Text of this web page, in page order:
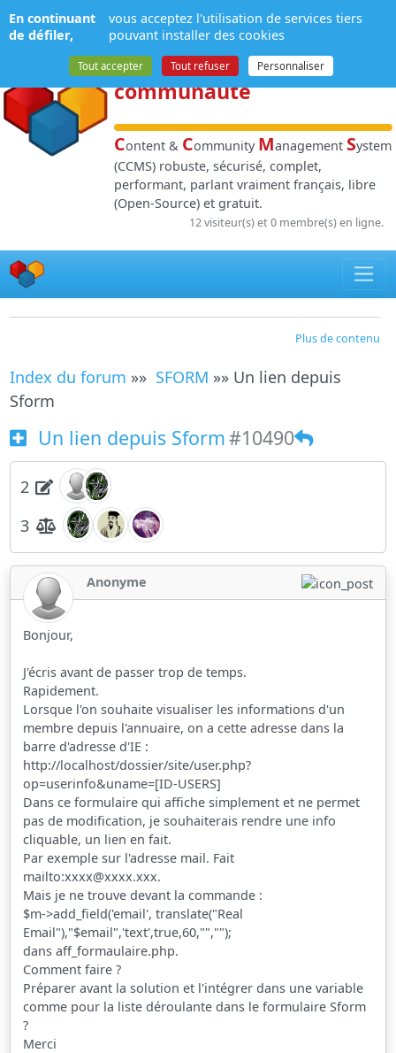
NPDS:Gestion de
contenuet de
communauté
Content & Community Management System
(CCMS) robuste, sécurisé, complet,
performant, parlant vraiment français, libre
(Open-Source) et gratuit.
12 visiteur(s) et 0 membre(s) en ligne.
Plus de contenu
Index du forum »» SFORM »» Un lien depuis
Sform
Un lien depuis Sform#10490
2
3
Anonyme
Bonjour,
J'écris avant de passer trop de temps.
Rapidement.
Lorsque l'on souhaite visualiser les informations d'un
membre depuis l'annuaire, on a cette adresse dans la
barre d'adresse d'IE :
http://localhost/dossier/site/user.php?
op=userinfo&uname=[ID-USERS]
Dans ce formulaire qui affiche simplement et ne permet
pas de modification, je souhaiterais rendre une info
cliquable, un lien en fait.
Par exemple sur l'adresse mail. Fait
mailto:xxxx@xxxx.xxx.
Mais je ne trouve devant la commande :
$m->add_field('email', translate("Real
Email"),"$email",'text',true,60,"","");
dans aff_formaulaire.php.
Comment faire ?
Préparer avant la solution et l'intégrer dans une variable
comme pour la liste déroulante dans le formulaire Sform
?
Merci
Panneau de gestion des cookies
En continuant
de défiler,
vous acceptez l'utilisation de services tiers
pouvant installer des cookies
Tout accepter Tout refuser Personnaliser